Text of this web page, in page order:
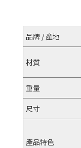
品牌 / 產地
材質
重量
尺寸
產品特色